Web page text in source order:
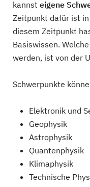
kannst eigene
Zeitpunkt dafür ist
diesem Zeitpunkt
Basiswissen.
werden, ist von der
Schwerpunkte
Elektronik und
Geophysik
Astrophysik
Quantenphysik
Klimaphysik
Technische